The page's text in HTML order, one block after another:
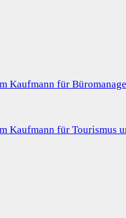
Kaufmann für
Kaufmann für Tourismus